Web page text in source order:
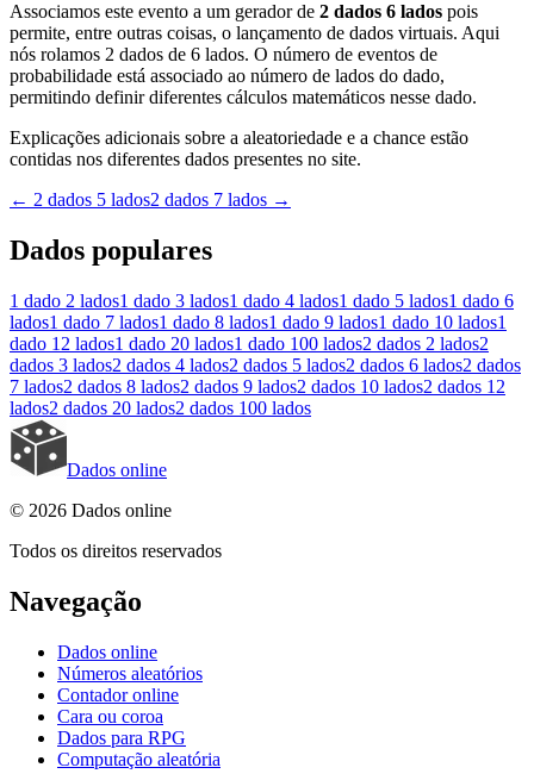
Associamos este evento a um gerador de 2 dados 6 lados pois
permite, entre outras coisas, o lançamento de dados virtuais. Aqui
nós rolamos 2 dados de 6 lados. O número de eventos de
probabilidade está associado ao número de lados do dado,
permitindo definir diferentes cálculos matemáticos nesse dado.
Explicações adicionais sobre a aleatoriedade e a chance estão
contidas nos diferentes dados presentes no site.
← 2 dados 5 lados2 dados 7 lados →
Dados populares
1 dado 2 lados1 dado 3 lados1 dado 4 lados1 dado 5 lados1 dado 6
lados1 dado 7 lados1 dado 8 lados1 dado 9 lados1 dado 10 lados1
dado 12 lados1 dado 20 lados1 dado 100 lados2 dados 2 lados2
dados 3 lados2 dados 4 lados2 dados 5 lados2 dados 6 lados2 dados
7 lados2 dados 8 lados2 dados 9 lados2 dados 10 lados2 dados 12
lados2 dados 20 lados2 dados 100 lados
Dados online
© 2026 Dados online
Todos os direitos reservados
Navegação
Dados online
Números aleatórios
Contador online
Cara ou coroa
Dados para RPG
Computação aleatória